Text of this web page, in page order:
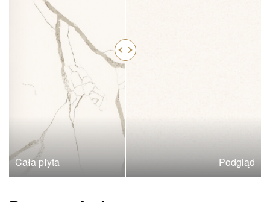
Cała płyta Podgląd